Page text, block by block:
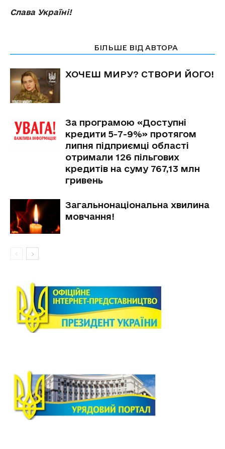
Слава Україні!
БІЛЬШЕ ВІД АВТОРА
ХОЧЕШ МИРУ? СТВОРИ ЙОГО!
За програмою «Доступні
кредити 5-7-9%» протягом
липня підприємці області
отримали 126 пільгових
кредитів на суму 767,13 млн
гривень
Загальнонаціональна хвилина
мовчання!